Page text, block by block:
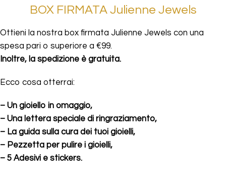
BOX FIRMATA Julienne Jewels
Ottieni la nostra box firmata Julienne Jewels con una
spesa pari o superiore a €99.
Inoltre, la spedizione è gratuita.
Ecco cosa otterrai:
– Un gioiello in omaggio,
– Una lettera speciale di ringraziamento,
– La guida sulla cura dei tuoi gioielli,
– Pezzetta per pulire i gioielli,
– 5 Adesivi e stickers.